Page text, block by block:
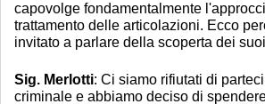
capovolge fondamentalmente
trattamento delle articolazioni. Ecco
invitato a parlare della scoperta dei
Sig. Merlotti: Ci siamo rifiutati di
criminale e abbiamo deciso di